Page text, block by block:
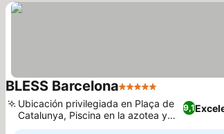
BLESS Barcelona5 Estrellas
9,1
Ubicación privilegiada en Plaça de
Catalunya, Piscina en la azotea y
Skybar